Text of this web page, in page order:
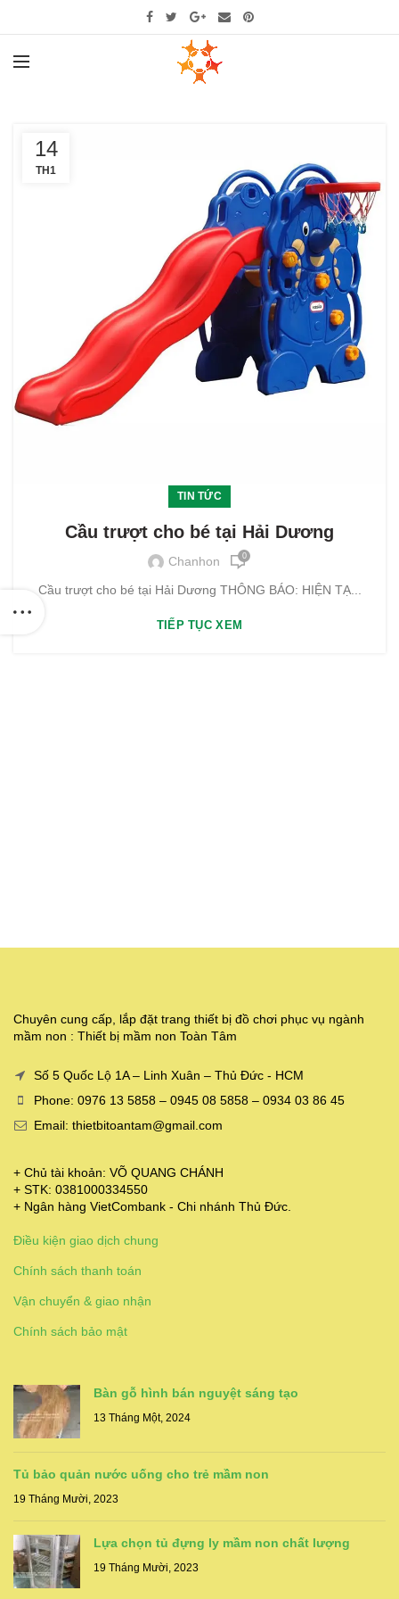
14
TH1
TIN TỨC
Cầu trượt cho bé tại Hải Dương
Chanhon 0
Cầu trượt cho bé tại Hải Dương THÔNG BÁO: HIỆN TẠ...
TIẾP TỤC XEM
Chuyên cung cấp, lắp đặt trang thiết bị đồ chơi phục vụ ngành
mầm non : Thiết bị mầm non Toàn Tâm
Số 5 Quốc Lộ 1A – Linh Xuân – Thủ Đức - HCM
Phone: 0976 13 5858 – 0945 08 5858 – 0934 03 86 45
Email: thietbitoantam@gmail.com
+ Chủ tài khoản: VÕ QUANG CHÁNH
+ STK: 0381000334550
+ Ngân hàng VietCombank - Chi nhánh Thủ Đức.
Điều kiện giao dịch chung
Chính sách thanh toán
Vận chuyển & giao nhận
Chính sách bảo mật
Bàn gỗ hình bán nguyệt sáng tạo
13 Tháng Một, 2024
Tủ bảo quản nước uống cho trẻ mầm non
19 Tháng Mười, 2023
Lựa chọn tủ đựng ly mầm non chất lượng
19 Tháng Mười, 2023